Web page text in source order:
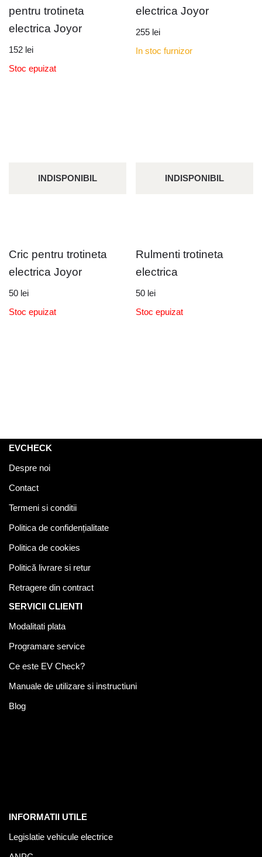
pentru trotineta
electrica Joyor
152 lei
Stoc epuizat
electrica Joyor
255 lei
In stoc furnizor
INDISPONIBIL
Cric pentru trotineta
electrica Joyor
50 lei
Stoc epuizat
INDISPONIBIL
Rulmenti trotineta
electrica
50 lei
Stoc epuizat
EVCHECK
Despre noi
Contact
Termeni si conditii
Politica de confidențialitate
Politica de cookies
Politică livrare si retur
Retragere din contract
SERVICII CLIENTI
Modalitati plata
Programare service
Ce este EV Check?
Manuale de utilizare si instructiuni
Blog
INFORMATII UTILE
Legislatie vehicule electrice